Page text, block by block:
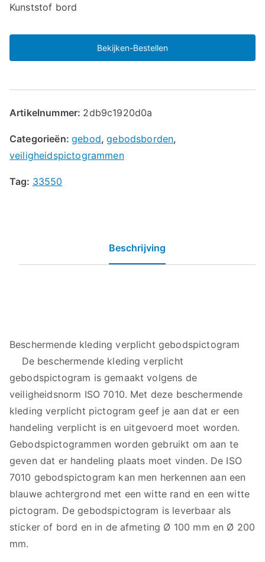
Kunststof bord
Bekijken-Bestellen
Artikelnummer: 2db9c1920d0a
Categorieën:gebod,gebodsborden,
veiligheidspictogrammen
Tag: 33550
Beschrijving
Beschermende kleding verplicht gebodspictogram
De beschermende kleding verplicht
gebodspictogram is gemaakt volgens de
veiligheidsnorm ISO 7010. Met deze beschermende
kleding verplicht pictogram geef je aan dat er een
handeling verplicht is en uitgevoerd moet worden.
Gebodspictogrammen worden gebruikt om aan te
geven dat er handeling plaats moet vinden. De ISO
7010 gebodspictogram kan men herkennen aan een
blauwe achtergrond met een witte rand en een witte
pictogram. De gebodspictogram is leverbaar als
sticker of bord en in de afmeting Ø 100 mm en Ø 200
mm.